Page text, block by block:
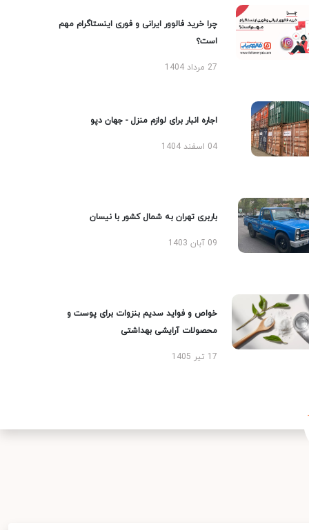
چرا خرید فالوور ایرانی و فوری اینستاگرام مهم
است؟
27 مرداد 1404
اجاره انبار برای لوازم منزل - جهان دپو
04 اسفند 1404
باربری تهران به شمال کشور با نیسان
09 آبان 1403
خواص و فواید سدیم بنزوات برای پوست و
محصولات آرایشی بهداشتی
17 تیر 1405